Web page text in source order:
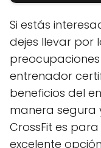
Si estás
dejes llevar por
entrenador
beneficios del
manera segura
CrossFit es
excelente